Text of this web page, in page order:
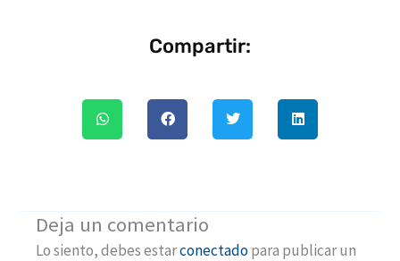
Compartir:
Deja un comentario
Lo siento, debes estarconectadopara publicar un